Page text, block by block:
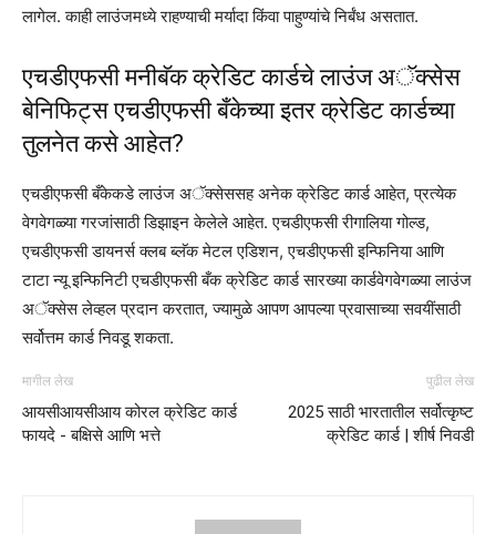
लागेल. काही लाउंजमध्ये राहण्याची मर्यादा किंवा पाहुण्यांचे निर्बंध असतात.
एचडीएफसी मनीबॅक क्रेडिट कार्डचे लाउंज अॅक्सेस
बेनिफिट्स एचडीएफसी बँकेच्या इतर क्रेडिट कार्डच्या
तुलनेत कसे आहेत?
एचडीएफसी बँकेकडे लाउंज अॅक्सेससह अनेक क्रेडिट कार्ड आहेत, प्रत्येक
वेगवेगळ्या गरजांसाठी डिझाइन केलेले आहेत. एचडीएफसी रीगालिया गोल्ड,
एचडीएफसी डायनर्स क्लब ब्लॅक मेटल एडिशन, एचडीएफसी इन्फिनिया आणि
टाटा न्यू इन्फिनिटी एचडीएफसी बँक क्रेडिट कार्ड सारख्या कार्डवेगवेगळ्या लाउंज
अॅक्सेस लेव्हल प्रदान करतात, ज्यामुळे आपण आपल्या प्रवासाच्या सवयींसाठी
सर्वोत्तम कार्ड निवडू शकता.
मागील लेख
आयसीआयसीआय कोरल क्रेडिट कार्ड
फायदे - बक्षिसे आणि भत्ते
पुढील लेख
2025 साठी भारतातील सर्वोत्कृष्ट
क्रेडिट कार्ड | शीर्ष निवडी